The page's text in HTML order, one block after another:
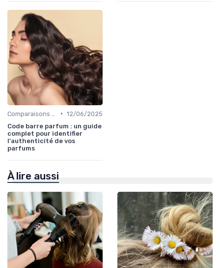
• 12/06/2025
Code barre parfum : un guide
complet pour identifier
l'authenticité de vos
parfums
À lire aussi